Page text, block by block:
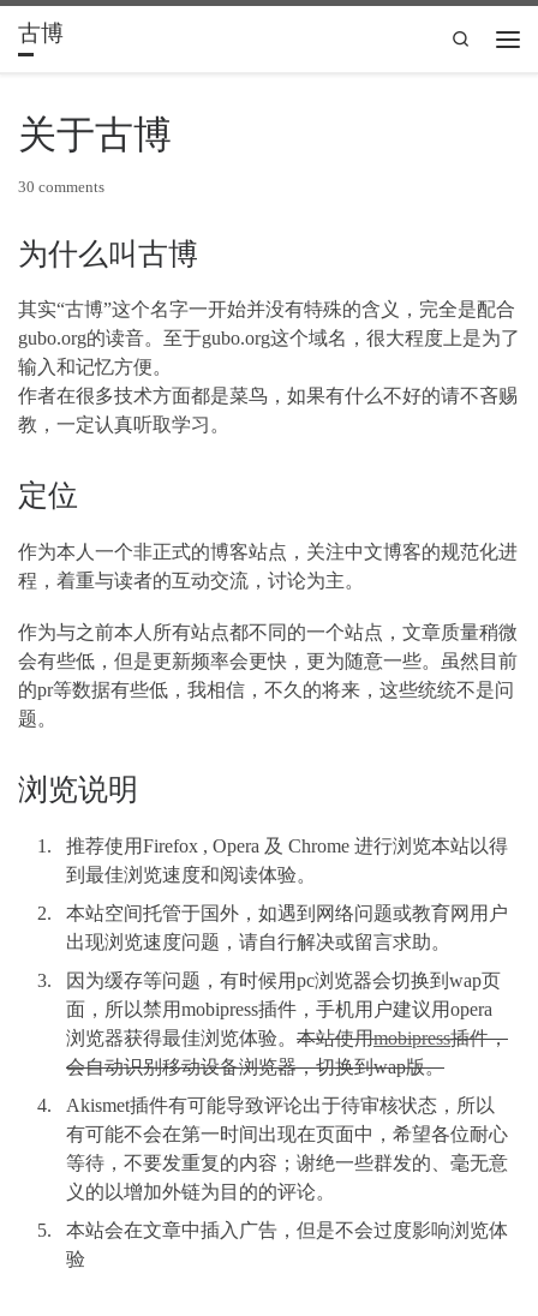
Skip to content
古博
Search
关于古博
30 comments
为什么叫古博
其实“古博”这个名字一开始并没有特殊的含义，完全是配合
gubo.org的读音。至于gubo.org这个域名，很大程度上是为了
输入和记忆方便。
作者在很多技术方面都是菜鸟，如果有什么不好的请不吝赐
教，一定认真听取学习。
定位
作为本人一个非正式的博客站点，关注中文博客的规范化进
程，着重与读者的互动交流，讨论为主。
作为与之前本人所有站点都不同的一个站点，文章质量稍微
会有些低，但是更新频率会更快，更为随意一些。虽然目前
的pr等数据有些低，我相信，不久的将来，这些统统不是问
题。
浏览说明
推荐使用Firefox , Opera 及 Chrome 进行浏览本站以得
到最佳浏览速度和阅读体验。
本站空间托管于国外，如遇到网络问题或教育网用户
出现浏览速度问题，请自行解决或留言求助。
因为缓存等问题，有时候用pc浏览器会切换到wap页
面，所以禁用mobipress插件，手机用户建议用opera
浏览器获得最佳浏览体验。 本站使用mobipress插件，
会自动识别移动设备浏览器，切换到wap版。
Akismet插件有可能导致评论出于待审核状态，所以
有可能不会在第一时间出现在页面中，希望各位耐心
等待，不要发重复的内容；谢绝一些群发的、毫无意
义的以增加外链为目的的评论。
本站会在文章中插入广告，但是不会过度影响浏览体
验